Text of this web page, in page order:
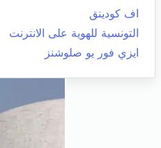
اف كودينق
التونسية للهوية على الانترنت
ايزي فور يو صلوشنز